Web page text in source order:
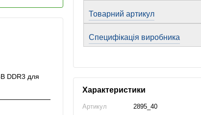
DDR3 для
Товарний артикул
Специфікація виробника
Характеристики
Артикул
2895_40